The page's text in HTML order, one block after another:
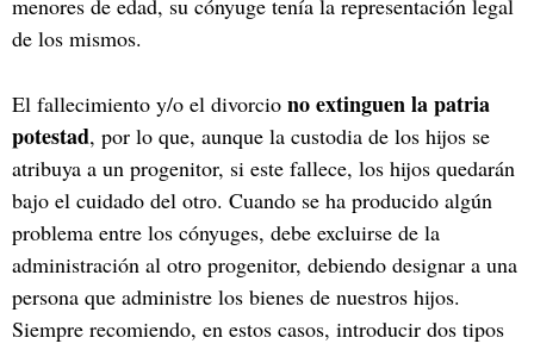
de los mismos.
El fallecimiento y/o el divorcio no extinguen la patria
potestad, por lo que, aunque la custodia de los hijos se
atribuya a un progenitor, si este fallece, los hijos quedarán
bajo el cuidado del otro. Cuando se ha producido algún
problema entre los cónyuges, debe excluirse de la
administración al otro progenitor, debiendo designar a una
persona que administre los bienes de nuestros hijos.
Siempre recomiendo, en estos casos, introducir dos tipos